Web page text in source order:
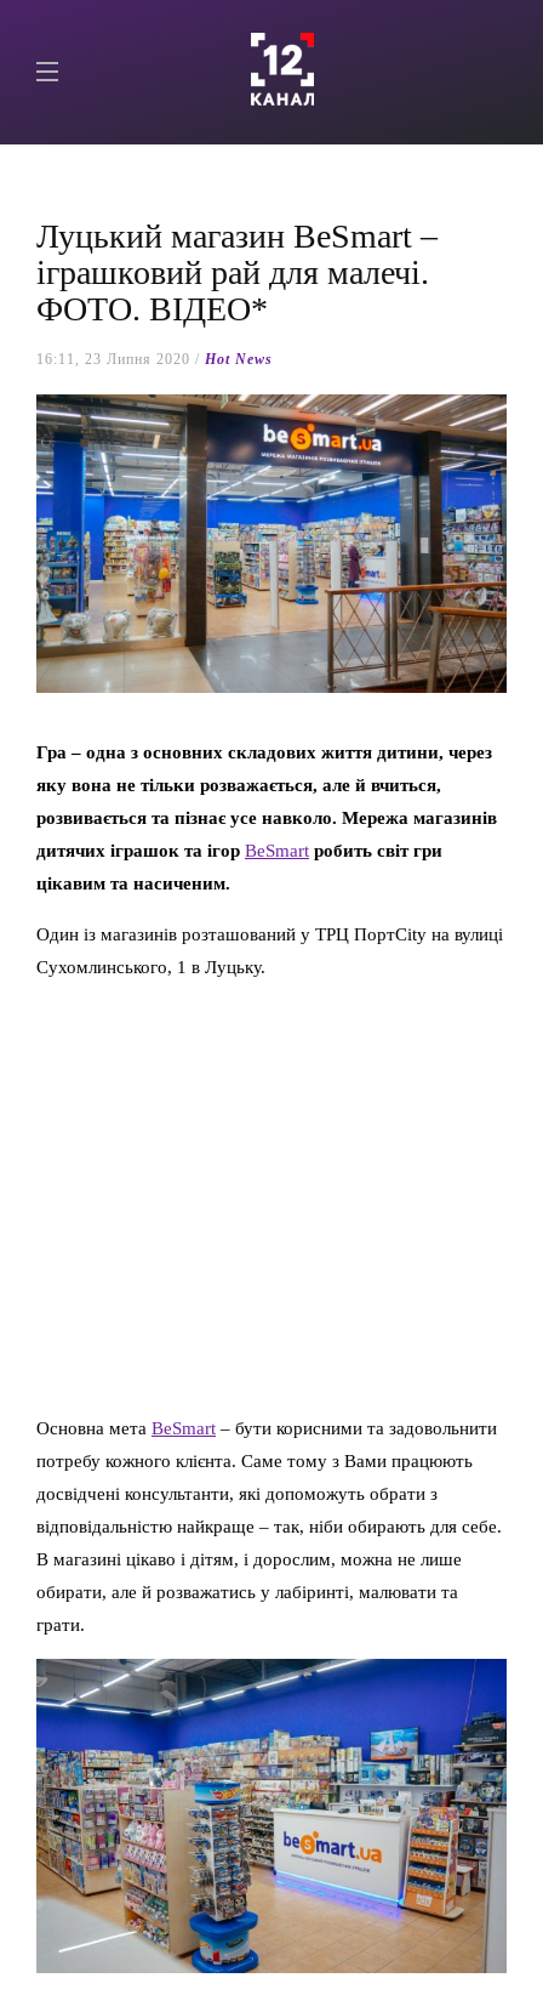
Луцький магазин BeSmart –
іграшковий рай для малечі.
ФОТО. ВІДЕО*
16:11, 23 Липня 2020 / Hot News
Гра – одна з основних складових життя дитини, через
яку вона не тільки розважається, але й вчиться,
розвивається та пізнає усе навколо. Мережа магазинів
дитячих іграшок та ігор BeSmart робить світ гри
цікавим та насиченим.
Один із магазинів розташований у ТРЦ ПортCity на вулиці
Сухомлинського, 1 в Луцьку.
Основна мета BeSmart – бути корисними та задовольнити
потребу кожного клієнта. Саме тому з Вами працюють
досвідчені консультанти, які допоможуть обрати з
відповідальністю найкраще – так, ніби обирають для себе.
В магазині цікаво і дітям, і дорослим, можна не лише
обирати, але й розважатись у лабіринті, малювати та
грати.